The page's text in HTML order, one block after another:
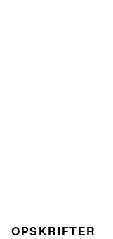
OPSKRIFTER